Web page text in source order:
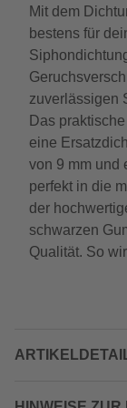
Mit dem
bestens für
zuverlässigen
Das
eine
von 9 mm und
perfekt in die
der
schwarzen
Qualität. So